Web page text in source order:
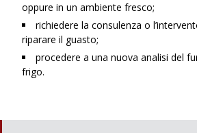
oppure in un ambiente fresco;
richiedere la consulenza o
riparare il guasto;
procedere a una nuova analisi del
frigo.